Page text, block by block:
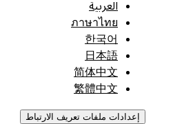
العربية
ภาษาไทย
한국어
日本語
简体中文
繁體中文
إعدادات ملفات تعريف الارتباط